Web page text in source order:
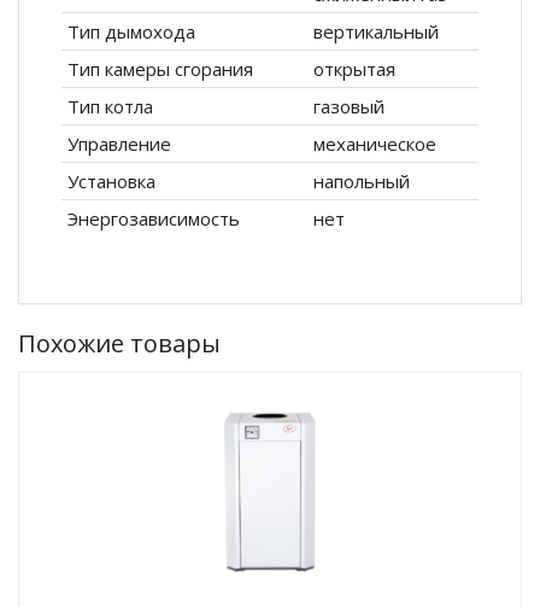
Тип дымохода
вертикальный
Тип камеры сгорания
открытая
Тип котла
газовый
Управление
механическое
Установка
напольный
Энергозависимость
нет
Похожие товары